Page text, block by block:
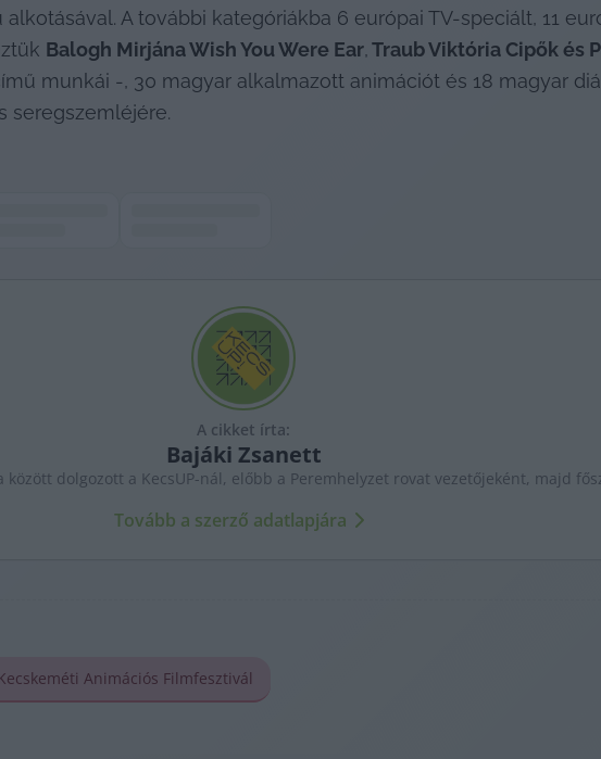
alkotásával. A további kategóriákba 6 európai TV-speciált, 11
Balogh Mirjána Wish You Were Ear, Traub Viktória Cipők és
munkái -, 30 magyar alkalmazott animációt és 18 magyar
seregszemléjére.
A cikket írta:
Bajáki Zsanett
dolgozott a KecsUP-nál, előbb a Peremhelyzet rovat vezetőjeként, majd
Tovább a szerző adatlapjára
Animációs Filmfesztivál